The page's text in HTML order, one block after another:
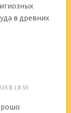
в древних
В 18:55